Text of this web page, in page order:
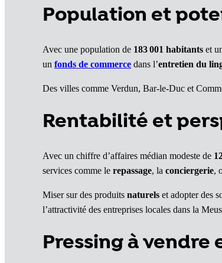
Population et
Avec une population de 183 001 habitants et
un fonds de commerce dans l’entretien du
Des villes comme Verdun, Bar-le-Duc et
Rentabilité et
Avec un chiffre d’affaires médian modeste de
services comme le repassage, la conciergerie,
Miser sur des produits naturels et adopter des
l’attractivité des entreprises locales dans la
Pressing à vendre